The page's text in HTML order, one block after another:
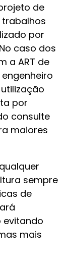
de
por
caso dos
a ART de
por
consulte
maiores
sempre
de
evitando
mais